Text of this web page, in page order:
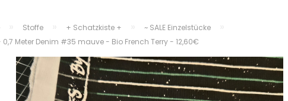
Stoffe + Schatzkiste + ~ SALE Einzelstücke
Meter Denim #35 mauve - Bio French Terry - 12,60€